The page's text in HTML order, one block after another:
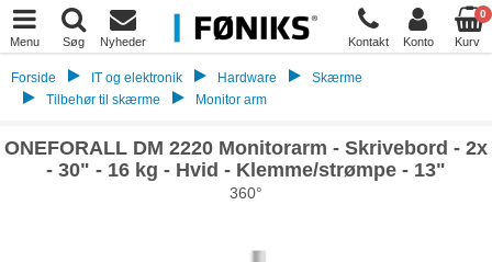
Menu Søg Nyheder Kontakt Konto
0
Kurv
Forside IT og elektronik Hardware
Skærme
Tilbehør til skærme
Monitor arm
ONEFORALL DM 2220 Monitorarm - Skrivebord - 2x
- 30" - 16 kg - Hvid - Klemme/strømpe - 13"
360°